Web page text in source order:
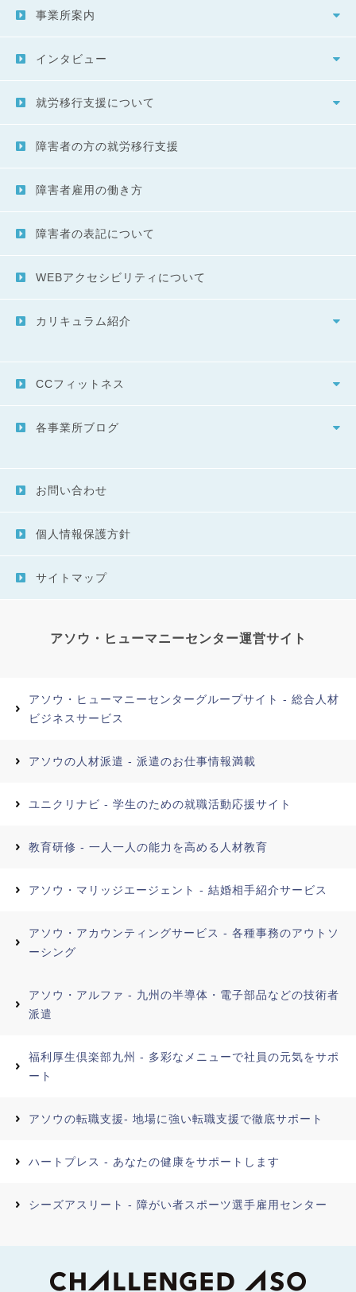
事業所案内
インタビュー
就労移行支援について
障害者の方の就労移行支援
障害者雇用の働き方
障害者の表記について
WEBアクセシビリティについて
カリキュラム紹介
CCフィットネス
各事業所ブログ
お問い合わせ
個人情報保護方針
サイトマップ
アソウ・ヒューマニーセンター運営サイト
アソウ・ヒューマニーセンターグループサイト - 総合人材
ビジネスサービス
アソウの人材派遣 - 派遣のお仕事情報満載
ユニクリナビ - 学生のための就職活動応援サイト
教育研修 - 一人一人の能力を高める人材教育
アソウ・マリッジエージェント - 結婚相手紹介サービス
アソウ・アカウンティングサービス - 各種事務のアウトソ
ーシング
アソウ・アルファ - 九州の半導体・電子部品などの技術者
派遣
福利厚生倶楽部九州 - 多彩なメニューで社員の元気をサポ
ート
アソウの転職支援- 地場に強い転職支援で徹底サポート
ハートプレス - あなたの健康をサポートします
シーズアスリート - 障がい者スポーツ選手雇用センター